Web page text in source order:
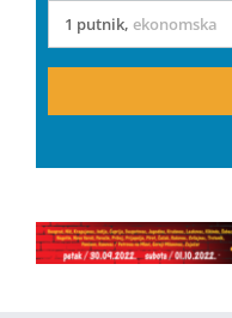
1 putnik, ekonomska